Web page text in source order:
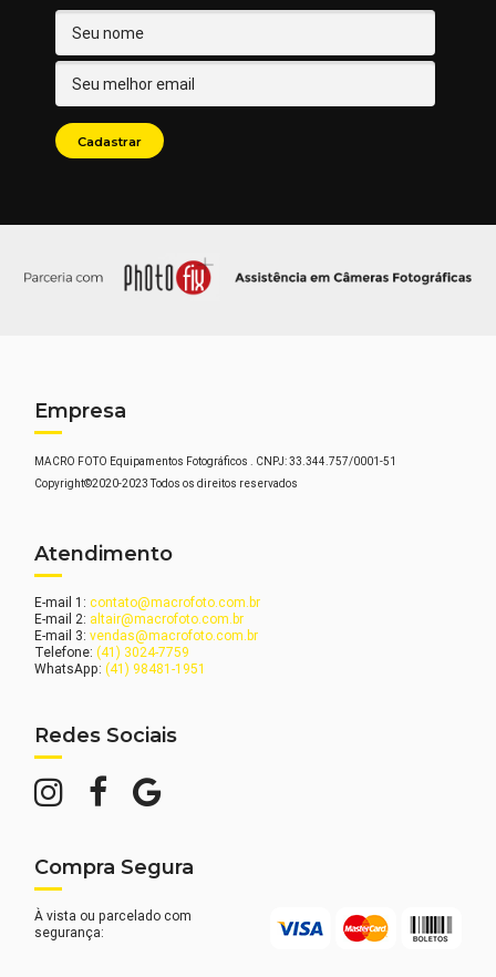
Empresa
MACRO FOTO Equipamentos Fotográficos . CNPJ: 33.344.757/0001-51
Copyright©2020-2023 Todos os direitos reservados
Atendimento
E-mail 1:contato@macrofoto.com.br
E-mail 2: altair@macrofoto.com.br
E-mail 3:vendas@macrofoto.com.br
Telefone:(41) 3024-7759
WhatsApp:(41) 98481-1951
Redes Sociais
Compra Segura
À vista ou parcelado com
segurança: